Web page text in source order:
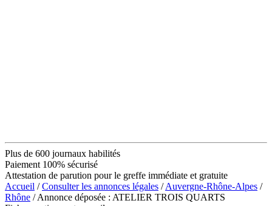
Plus de 600 journaux habilités
Paiement 100% sécurisé
Attestation de parution pour le greffe immédiate et gratuite
Accueil /Consulter les annonces légales /Auvergne-Rhône-Alpes /
Rhône / Annonce déposée : ATELIER TROIS QUARTS